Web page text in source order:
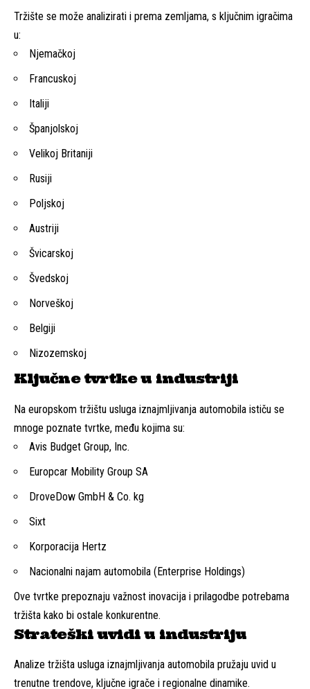
Tržište se može analizirati i prema zemljama, s ključnim igračima
u:
Njemačkoj
Francuskoj
Italiji
Španjolskoj
Velikoj Britaniji
Rusiji
Poljskoj
Austriji
Švicarskoj
Švedskoj
Norveškoj
Belgiji
Nizozemskoj
Ključne tvrtke u industriji
Na europskom tržištu usluga iznajmljivanja automobila ističu se
mnoge poznate tvrtke, među kojima su:
Avis Budget Group, Inc.
Europcar Mobility Group SA
DroveDow GmbH & Co. kg
Sixt
Korporacija Hertz
Nacionalni najam automobila (Enterprise Holdings)
Ove tvrtke prepoznaju važnost inovacija i prilagodbe potrebama
tržišta kako bi ostale konkurentne.
Strateški uvidi u industriju
Analize tržišta usluga iznajmljivanja automobila pružaju uvid u
trenutne trendove, ključne igrače i regionalne dinamike.